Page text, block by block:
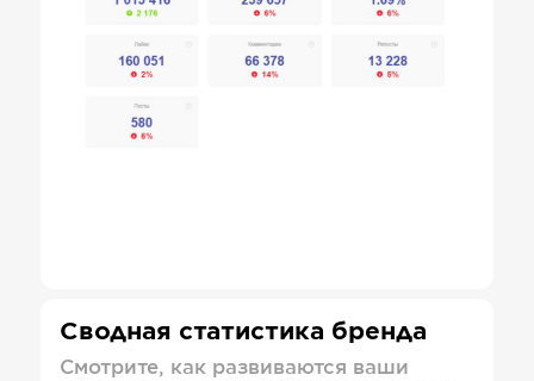
Сводная статистика бренда
Смотрите, как развиваются ваши